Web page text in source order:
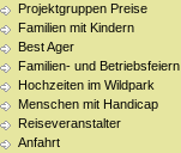
Projektgruppen Preise
Familien mit Kindern
Best Ager
Familien- und Betriebsfeiern
Hochzeiten im Wildpark
Menschen mit Handicap
Reiseveranstalter
Anfahrt